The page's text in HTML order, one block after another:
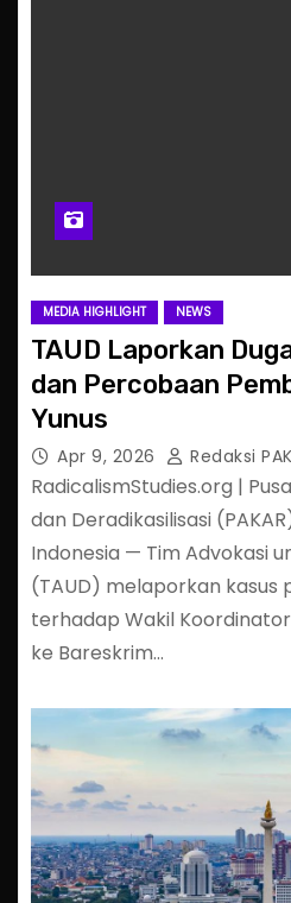
MEDIA HIGHLIGHT NEWS
TAUD Laporkan
dan Percobaan
Yunus
Apr 9, 2026 Redaksi
RadicalismStudies.org |
dan Deradikasilisasi
Indonesia — Tim Advokasi
(TAUD) melaporkan kasus
terhadap Wakil
ke Bareskrim…